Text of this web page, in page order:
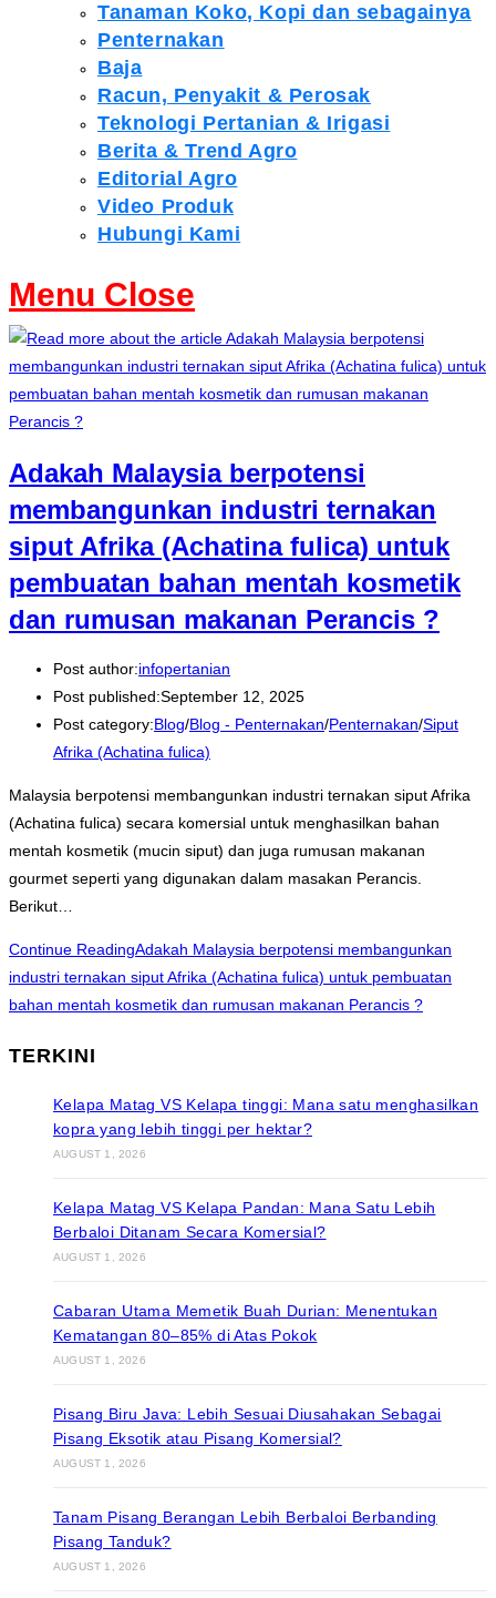
Tanaman Koko, Kopi dan sebagainya
Penternakan
Baja
Racun, Penyakit & Perosak
Teknologi Pertanian & Irigasi
Berita & Trend Agro
Editorial Agro
Video Produk
Hubungi Kami
Menu Close
Adakah Malaysia berpotensi
membangunkan industri ternakan
siput Afrika (Achatina fulica) untuk
pembuatan bahan mentah kosmetik
dan rumusan makanan Perancis ?
Post author:infopertanian
Post published:September 12, 2025
Post category:Blog/Blog - Penternakan/Penternakan/Siput
Afrika (Achatina fulica)
Malaysia berpotensi membangunkan industri ternakan siput Afrika
(Achatina fulica) secara komersial untuk menghasilkan bahan
mentah kosmetik (mucin siput) dan juga rumusan makanan
gourmet seperti yang digunakan dalam masakan Perancis.
Berikut…
Continue ReadingAdakah Malaysia berpotensi membangunkan
industri ternakan siput Afrika (Achatina fulica) untuk pembuatan
bahan mentah kosmetik dan rumusan makanan Perancis ?
TERKINI
Kelapa Matag VS Kelapa tinggi: Mana satu menghasilkan
kopra yang lebih tinggi per hektar?
AUGUST 1, 2026
Kelapa Matag VS Kelapa Pandan: Mana Satu Lebih
Berbaloi Ditanam Secara Komersial?
AUGUST 1, 2026
Cabaran Utama Memetik Buah Durian: Menentukan
Kematangan 80–85% di Atas Pokok
AUGUST 1, 2026
Pisang Biru Java: Lebih Sesuai Diusahakan Sebagai
Pisang Eksotik atau Pisang Komersial?
AUGUST 1, 2026
Tanam Pisang Berangan Lebih Berbaloi Berbanding
Pisang Tanduk?
AUGUST 1, 2026